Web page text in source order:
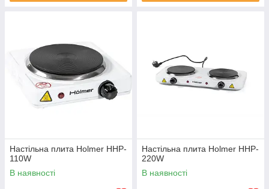
Настільна плита Holmer HHP-
110W
В наявності
Настільна плита Holmer HHP-
220W
В наявності